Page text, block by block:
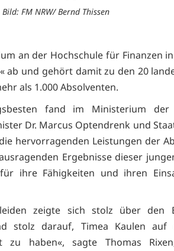
Bild: FM NRW/ Bernd Thissen
an der Hochschule für Finanzen
ab und gehört damit zu den 20
als 1.000 Absolventen.
fand im Ministerium der
Dr. Marcus Optendrenk und
hervorragenden Leistungen der
Ergebnisse dieser
ihre Fähigkeiten und ihren
zeigte sich stolz über den
stolz darauf, Timea Kaulen auf
zu haben«, sagte Thomas